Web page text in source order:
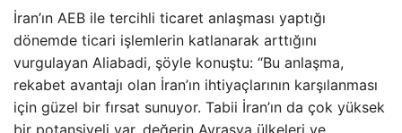
İran’ın AEB ile tercihli ticaret anlaşması yaptığı
dönemde ticari işlemlerin katlanarak arttığını
vurgulayan Aliabadi, şöyle konuştu: “Bu anlaşma,
rekabet avantajı olan İran’ın ihtiyaçlarının karşılanması
için güzel bir fırsat sunuyor. Tabii İran’ın da çok yüksek
bir potansiyeli var. değerin Avrasya ülkeleri ve